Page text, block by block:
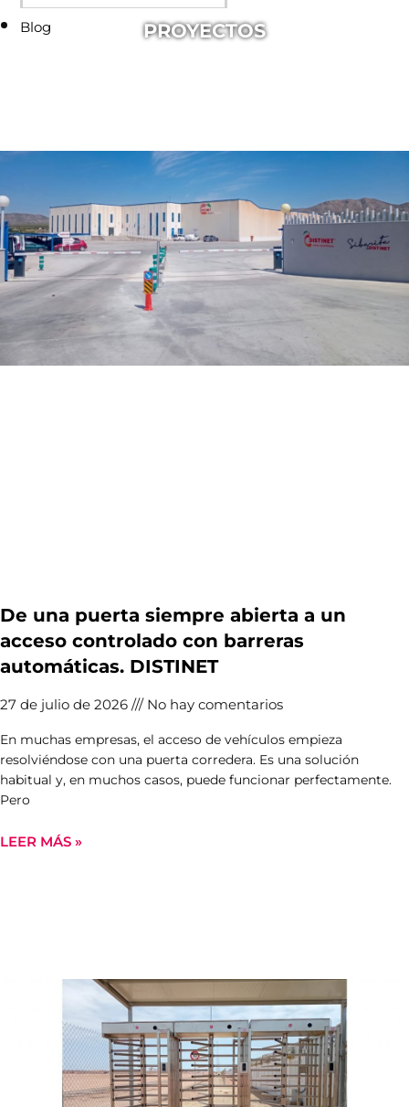
Blog PROYECTOS
De una puerta siempre abierta a un
acceso controlado con barreras
automáticas. DISTINET
27 de julio de 2026 No hay comentarios
En muchas empresas, el acceso de vehículos empieza
resolviéndose con una puerta corredera. Es una solución
habitual y, en muchos casos, puede funcionar perfectamente.
Pero
LEER MÁS »